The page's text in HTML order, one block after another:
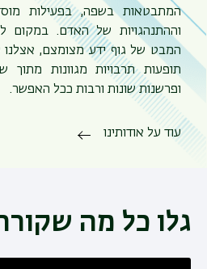
המתבטאות בשפה, בפעילות
וההתנהגויות של האדם. במקום
המבט של גוף ידע מצומצם, אצלנו
תופעות תרבויות מגוונות מתוך
ופרשנות שונות ורבות ככל האפשר.
עוד על אודותינו
גלו כל מה